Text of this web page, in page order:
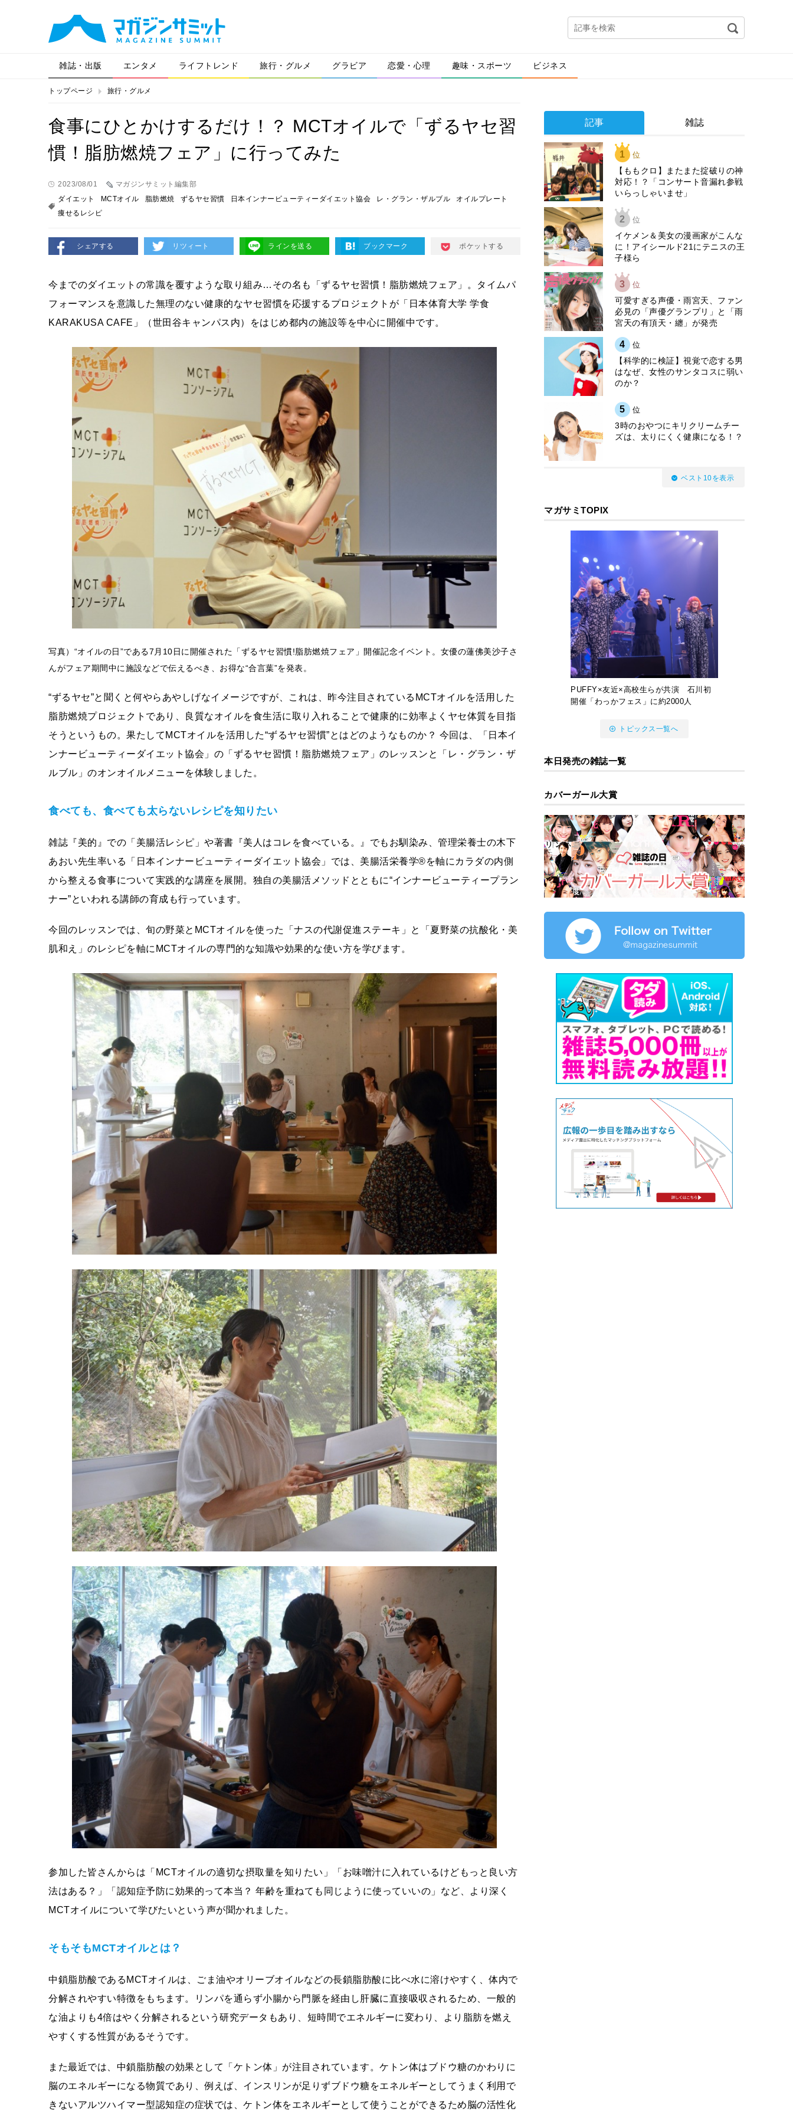
雑誌・出版 エンタメ ライフトレンド 旅行・グルメ グラビア 恋愛・心理 趣味・スポーツ ビジネス
トップページ 旅行・グルメ
食事にひとかけするだけ！？ MCTオイルで「ずるヤセ習
慣！脂肪燃焼フェア」に行ってみた
2023/08/01
マガジンサミット編集部
ダイエット
MCTオイル 脂肪燃焼 ずるヤセ習慣 日本インナービューティーダイエット協会 レ・グラン・ザルブル
オイルプレート
痩せるレシピ
シェアする リツィート ラインを送る ブックマーク ポケットする
今までのダイエットの常識を覆すような取り組み…その名も「ずるヤセ習慣！脂肪燃焼フェア」。タイムパ
フォーマンスを意識した無理のない健康的なヤセ習慣を応援するプロジェクトが「日本体育大学 学食
KARAKUSA CAFE」（世田谷キャンパス内）をはじめ都内の施設等を中心に開催中です。
写真）“オイルの日”である7月10日に開催された「ずるヤセ習慣!脂肪燃焼フェア」開催記念イベント。女優の蓮佛美沙子さ
んがフェア期間中に施設などで伝えるべき、お得な“合言葉”を発表。
“ずるヤセ”と聞くと何やらあやしげなイメージですが、これは、昨今注目されているMCTオイルを活用した
脂肪燃焼プロジェクトであり、良質なオイルを食生活に取り入れることで健康的に効率よくヤセ体質を目指
そうというもの。果たしてMCTオイルを活用した“ずるヤセ習慣”とはどのようなものか？ 今回は、「日本イ
ンナービューティーダイエット協会」の「ずるヤセ習慣！脂肪燃焼フェア」のレッスンと「レ・グラン・ザ
ルブル」のオンオイルメニューを体験しました。
食べても、食べても太らないレシピを知りたい
雑誌『美的』での「美腸活レシピ」や著書『美人はコレを食べている。』でもお馴染み、管理栄養士の木下
あおい先生率いる「日本インナービューティーダイエット協会」では、美腸活栄養学®を軸にカラダの内側
から整える食事について実践的な講座を展開。独自の美腸活メソッドとともに“インナービューティープラン
ナー”といわれる講師の育成も行っています。
今回のレッスンでは、旬の野菜とMCTオイルを使った「ナスの代謝促進ステーキ」と「夏野菜の抗酸化・美
肌和え」のレシピを軸にMCTオイルの専門的な知識や効果的な使い方を学びます。
参加した皆さんからは「MCTオイルの適切な摂取量を知りたい」「お味噌汁に入れているけどもっと良い方
法はある？」「認知症予防に効果的って本当？ 年齢を重ねても同じように使っていいの」など、より深く
MCTオイルについて学びたいという声が聞かれました。
そもそもMCTオイルとは？
中鎖脂肪酸であるMCTオイルは、ごま油やオリーブオイルなどの長鎖脂肪酸に比べ水に溶けやすく、体内で
分解されやすい特徴をもちます。リンパを通らず小腸から門脈を経由し肝臓に直接吸収されるため、一般的
な油よりも4倍はやく分解されるという研究データもあり、短時間でエネルギーに変わり、より脂肪を燃え
やすくする性質があるそうです。
また最近では、中鎖脂肪酸の効果として「ケトン体」が注目されています。ケトン体はブドウ糖のかわりに
脳のエネルギーになる物質であり、例えば、インスリンが足りずブドウ糖をエネルギーとしてうまく利用で
きないアルツハイマー型認知症の症状では、ケトン体をエネルギーとして使うことができるため脳の活性化
記事 雑誌
1 位
【ももクロ】またまた掟破りの神
対応！？「コンサート音漏れ参戦
いらっしゃいませ」
2 位
イケメン＆美女の漫画家がこんな
に！アイシールド21にテニスの王
子様ら
3 位
可愛すぎる声優・雨宮天、ファン
必見の「声優グランプリ」と「雨
宮天の有頂天・纏」が発売
4 位
【科学的に検証】視覚で恋する男
はなぜ、女性のサンタコスに弱い
のか？
5 位
3時のおやつにキリクリームチー
ズは、太りにくく健康になる！？
ベスト10を表示
マガサミTOPIX
PUFFY×友近×高校生らが共演 石川初
開催「わっかフェス」に約2000人
トピックス一覧へ
本日発売の雑誌一覧
カバーガール大賞